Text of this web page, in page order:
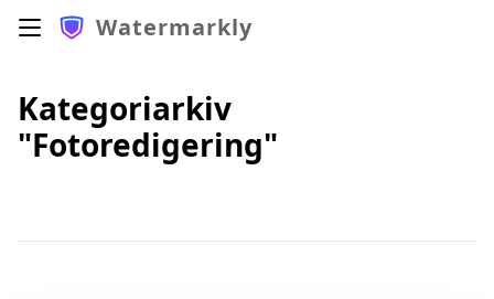
Watermarkly
Kategoriarkiv
"Fotoredigering"